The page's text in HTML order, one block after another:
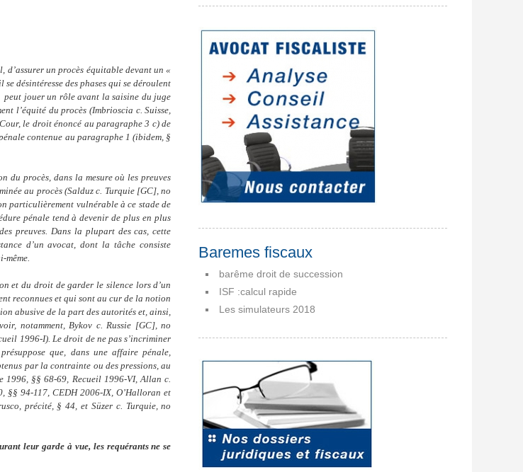
un procès équitable devant un «
désintéresse des phases qui se déroulent
peut jouer un rôle avant la saisine du juge
l’équité du procès (Imbrioscia c. Suisse,
le droit énoncé au paragraphe 3 c) de
contenue au paragraphe 1 (ibidem, §
du procès, dans la mesure où les preuves
au procès (Salduz c. Turquie [GC], no
particulièrement vulnérable à ce stade de
pénale tend à devenir de plus en plus
preuves. Dans la plupart des cas, cette
d’un avocat, dont la tâche consiste
et du droit de garder le silence lors d’un
reconnues et qui sont au cur de la notion
abusive de la part des autorités et, ainsi,
notamment, Bykov c. Russie [GC], no
1996-I). Le droit de ne pas s’incriminer
que, dans une affaire pénale,
par la contrainte ou des pressions, au
1996, §§ 68-69, Recueil 1996-VI, Allan c.
94-117, CEDH 2006‑IX, O’Halloran et
précité, § 44, et Süzer c. Turquie, no
leur garde à vue, les requérants ne se
Baremes fiscaux
barême droit de succession
ISF :calcul rapide
Les simulateurs 2018